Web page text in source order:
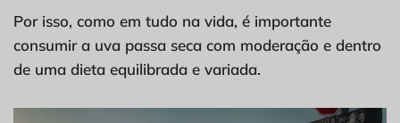
Por isso, como em tudo na vida, é importante
consumir a uva passa seca com moderação e dentro
de uma dieta equilibrada e variada.